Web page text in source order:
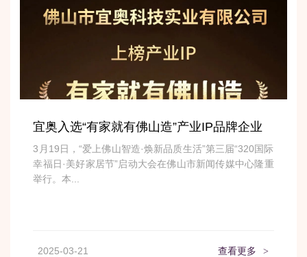
宜奥入选“有家就有佛山造”产业IP品牌企业
3月19日，“爱上佛山智造·焕新品质生活”第三届“320国际
幸福日·美好家居节”启动大会在佛山市新闻传媒中心隆重
举行。本...
2025-03-21 查看更多 >